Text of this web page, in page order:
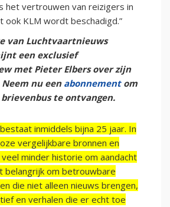
het vertrouwen van reizigers in
ook KLM wordt beschadigd.”
van Luchtvaartnieuws
een exclusief
met Pieter Elbers over zijn
nu eenabonnement om
te ontvangen.
inmiddels bijna 25 jaar. In
vergelijkbare bronnen en
minder historie om aandacht
belangrijk om betrouwbare
die niet alleen nieuws brengen,
en verhalen die er echt toe